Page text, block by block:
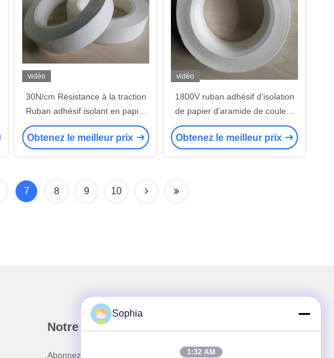
vidéo
30N/cm Résistance à la traction
Ruban adhésif isolant en papier
aramide pour la protection
électrique
Obtenez le meilleur prix
vidéo
1800V ruban adhésif d'isolation
de papier d'aramide de couleur
blanche largeur 10-980mm
Obtenez le meilleur prix
7 8 9 10
Notre newsletter
Abonnez-vous à notre newsletter pour des réductions et
Sophia
1:32 AM